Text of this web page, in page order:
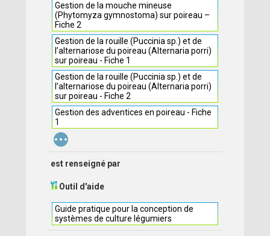
Gestion de la mouche mineuse
(Phytomyza gymnostoma) sur poireau –
Fiche 2
Gestion de la rouille (Puccinia sp.) et de
l’alternariose du poireau (Alternaria porri)
sur poireau - Fiche 1
Gestion de la rouille (Puccinia sp.) et de
l’alternariose du poireau (Alternaria porri)
sur poireau - Fiche 2
Gestion des adventices en poireau - Fiche
1
...
est renseigné par
Outil d'aide
Guide pratique pour la conception de
systèmes de culture légumiers